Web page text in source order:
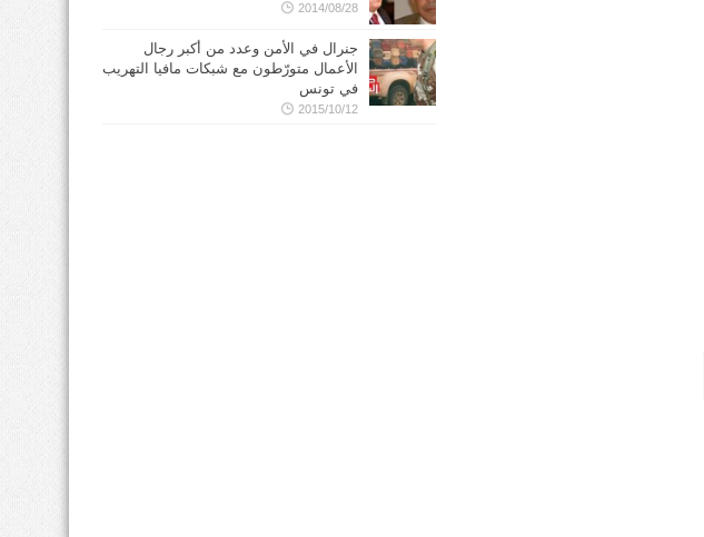
2014/08/28
جنرال في الأمن وعدد من أكبر رجال
الأعمال متورّطون مع شبكات مافيا التهريب
في تونس
2015/10/12